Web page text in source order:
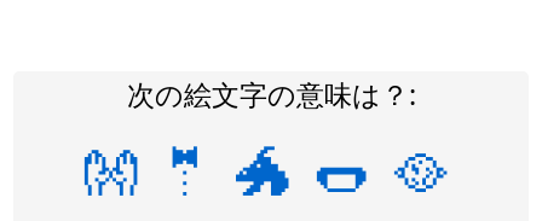
次の絵文字の意味は？:
👐 🤵 🐲 🌭 🥘